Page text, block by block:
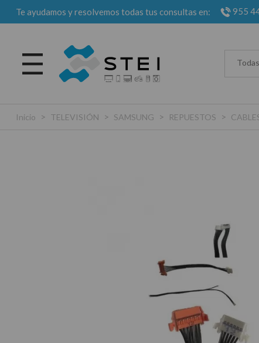
Te ayudamos y resolvemos todas tus consultas en: 955
Inicio > TELEVISIÓN > SAMSUNG > REPUESTOS >